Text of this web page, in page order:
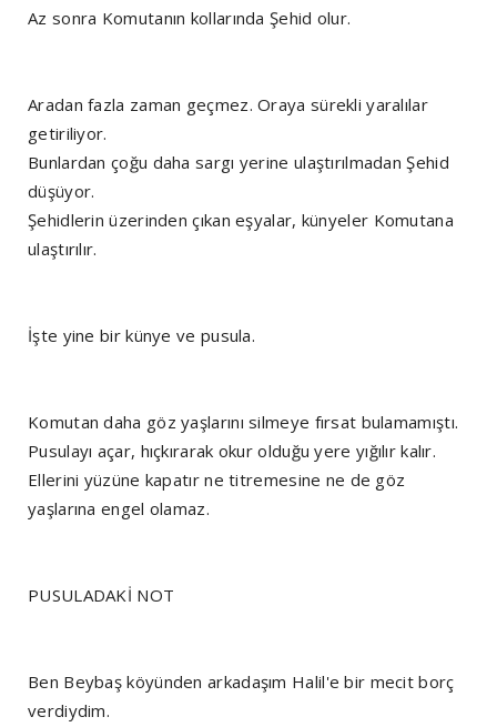
Az sonra Komutanın kollarında Şehid olur.
Aradan fazla zaman geçmez. Oraya sürekli yaralılar
getiriliyor.
Bunlardan çoğu daha sargı yerine ulaştırılmadan Şehid
düşüyor.
Şehidlerin üzerinden çıkan eşyalar, künyeler Komutana
ulaştırılır.
İşte yine bir künye ve pusula.
Komutan daha göz yaşlarını silmeye fırsat bulamamıştı.
Pusulayı açar, hıçkırarak okur olduğu yere yığılır kalır.
Ellerini yüzüne kapatır ne titremesine ne de göz
yaşlarına engel olamaz.
PUSULADAKİ NOT
Ben Beybaş köyünden arkadaşım Halil'e bir mecit borç
verdiydim.